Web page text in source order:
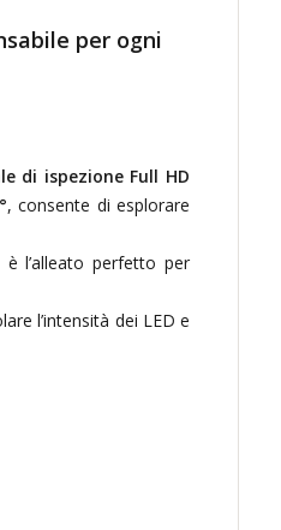
per ogni
di ispezione Full HD
, consente di esplorare
è l’alleato perfetto per
l’intensità dei LED e